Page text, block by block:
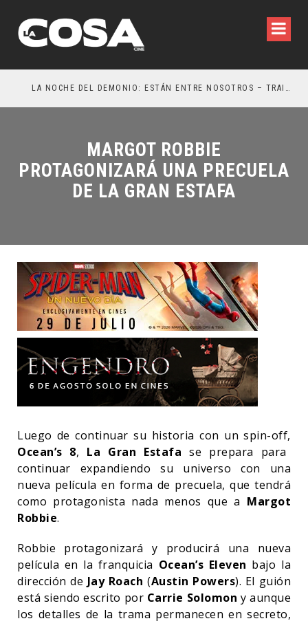
LA NOCHE DEL DEMONIO: ESTÁN ENTRE NOSOTROS – TRAILER FINAL
MARGOT ROBBIE
PROTAGONIZARÁ UNA PRECUELA
DE LA GRAN ESTAFA
Luego de continuar su historia con un spin-off,
Ocean’s 8, La Gran Estafase prepara para
continuar expandiendo su universo con una
nueva película en forma de precuela, que tendrá
como protagonista nada menos que a Margot
Robbie.
Robbie protagonizará y producirá una nueva
película en la franquicia Ocean’s Eleven bajo la
dirección de Jay Roach (Austin Powers). El guión
está siendo escrito por Carrie Solomon y aunque
los detalles de la trama permanecen en secreto,